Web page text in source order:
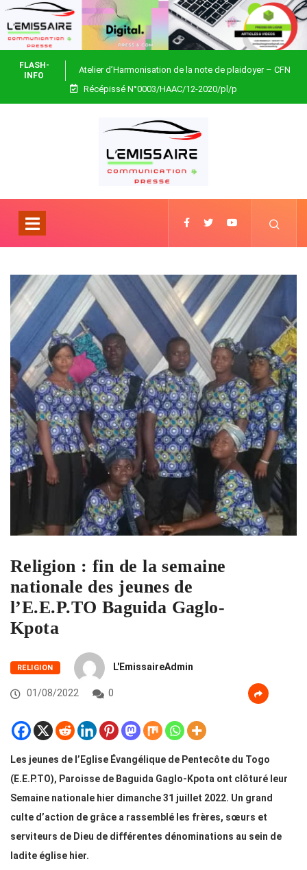
FLASH-
INFO
Atelier d’Harmonisation de la note de plaidoyer – CFN
Togo
Récépissé N°0003/HAAC/12-2020/pl/p
Religion : fin de la semaine
nationale des jeunes de
l’E.E.P.TO Baguida Gaglo-
Kpota
RELIGION L'EmissaireAdmin
01/08/2022 0
Les jeunes de l’Eglise Évangélique de Pentecôte du Togo
(E.E.P.TO), Paroisse de Baguida Gaglo-Kpota ont clôturé leur
Semaine nationale hier dimanche 31 juillet 2022. Un grand
culte d’action de grâce a rassemblé les frères, sœurs et
serviteurs de Dieu de différentes dénominations au sein de
ladite église hier.